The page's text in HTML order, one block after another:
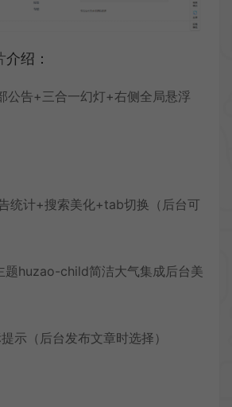
介绍：
公告+三合一幻灯+右侧全局悬浮
统计+搜索美化+tab切换（后台可
示（后台发布文章时选择）